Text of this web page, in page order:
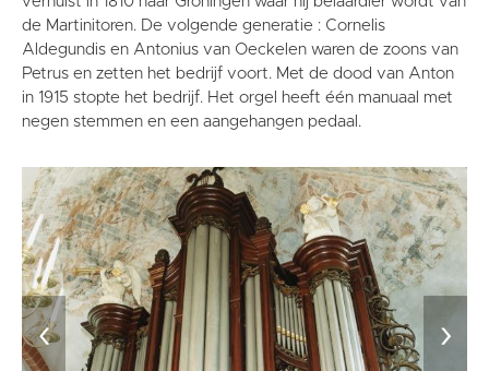
de Martinitoren. De volgende generatie : Cornelis
Aldegundis en Antonius van Oeckelen waren de zoons van
Petrus en zetten het bedrijf voort. Met de dood van Anton
in 1915 stopte het bedrijf. Het orgel heeft één manuaal met
negen stemmen en een aangehangen pedaal.
‹ ›